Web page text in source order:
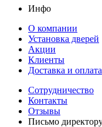
Инфо
О компании
Установка дверей
Акции
Клиенты
Доставка и оплата
Сотрудничество
Контакты
Отзывы
Письмо